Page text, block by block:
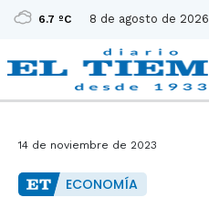
6.7 ºC 8 de agosto de 2026
14 de noviembre de 2023
ECONOMÍA